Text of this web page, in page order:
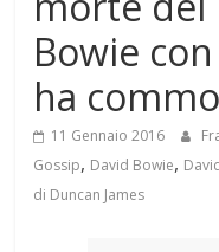
Bowie
ha
11 Gennaio 2016
Gossip, David Bowie,
di Duncan James